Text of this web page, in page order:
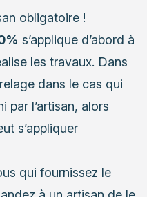
obligatoire !
s’applique d’abord à
les travaux. Dans
dans le cas qui
par l’artisan, alors
s’appliquer
qui fournissez le